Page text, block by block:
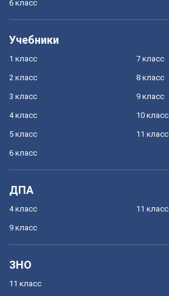
6 класс
Учебники
1 класс
2 класс
3 класс
4 класс
5 класс
6 класс
7 класс
8 класс
9 класс
10 класс
11 класс
ДПА
4 класс
9 класс
11 класс
ЗНО
11 класс